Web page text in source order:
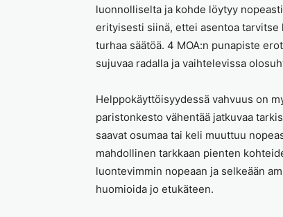
luonnolliselta ja kohde löytyy
erityisesti siinä, ettei asentoa tarvitse
turhaa säätöä. 4 MOA:n punapiste
sujuvaa radalla ja vaihtelevissa
Helppokäyttöisyydessä vahvuus on
paristonkesto vähentää jatkuvaa
saavat osumaa tai keli muuttuu
mahdollinen tarkkaan pienten
luontevimmin nopeaan ja selkeään
huomioida jo etukäteen.